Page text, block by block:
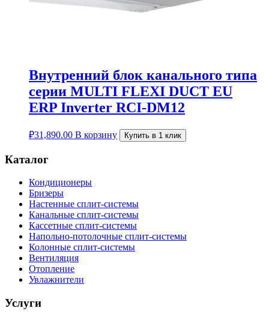
Внутренний блок канального типа
серии MULTI FLEXI DUCT EU
ERP Inverter RCI-DM12
₽31,890.00 В корзину Купить в 1 клик
Каталог
Кондиционеры
Бризеры
Настенные сплит-системы
Канальные сплит-системы
Кассетные сплит-системы
Напольно-потолочные сплит-системы
Колонные сплит-системы
Вентиляция
Отопление
Увлажнители
Услуги